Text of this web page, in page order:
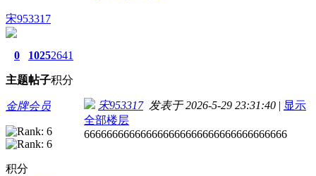
宋953317
0
主题
1025
帖子
2641
积分
金牌会员
积分
宋953317发表于 2026-5-29 23:31:40 | 显示
全部楼层
666666666666666666666666666666666666